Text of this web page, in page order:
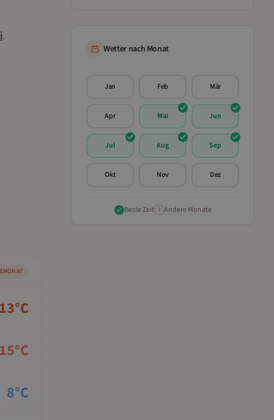
.
°C
°C
8°C
Wetter nach Monat
Jan Feb Mär
Apr Mai Jun
Jul Aug Sep
Okt Nov Dez
Beste Zeit ? Andere Monate